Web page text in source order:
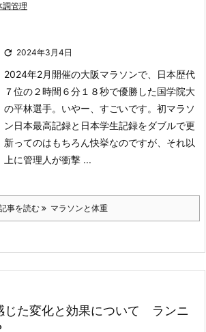
調管理
 2024年3月4日
2024年2月開催の大阪マラソンで、日本歴代
７位の２時間６分１８秒で優勝した国学院大
の平林選手。いやー、すごいです。 初マラソ
ン日本最高記録と日本学生記録をダブルで更
新ってのはもちろん快挙なのですが、それ以
上に管理人が衝撃 ...
事を読む マラソンと体重
じた変化と効果について ランニ